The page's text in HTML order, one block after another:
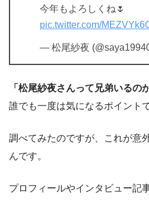
今年もよろしくね🌷
pic.twitter.com/
— 松尾紗夜
「松尾紗夜さんって兄弟いるの
誰でも一度は気になるポイント
調べてみたのですが、これが意
んです。
プロフィールやインタビュー記